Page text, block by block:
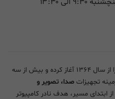
فروشگاه نادر کامپیوتر فعالیت خود را از سال ۱۳۶۴ آغاز کرده و بیش از سه
تجهیزات صدا، تصویر و
ابتدای مسیر، هدف نادر کامپیوتر